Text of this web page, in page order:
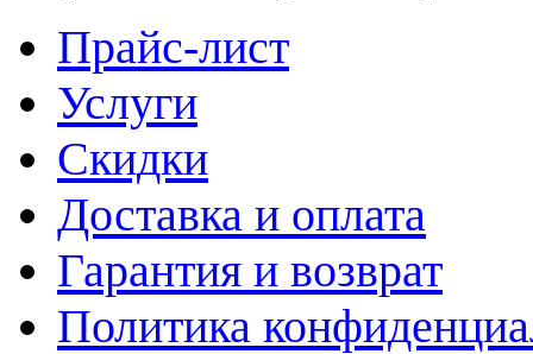
Прайс-лист
Услуги
Скидки
Доставка и оплата
Гарантия и возврат
Политика